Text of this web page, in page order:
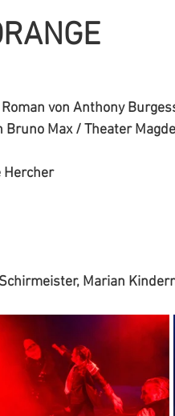
von Anthony
Bruno Max / Theater
Hercher
Marian